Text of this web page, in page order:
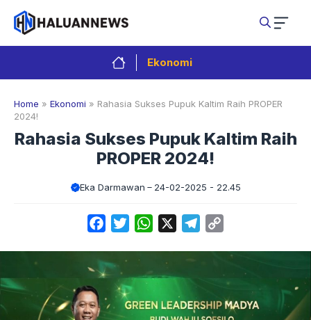
Langsung
isi
Ekonomi
Home » Ekonomi » Rahasia Sukses Pupuk Kaltim Raih PROPER
2024!
Rahasia Sukses Pupuk Kaltim Raih
PROPER 2024!
Eka Darmawan 24-02-2025 - 22.45
FacebookTwitterWhatsApp Telegram